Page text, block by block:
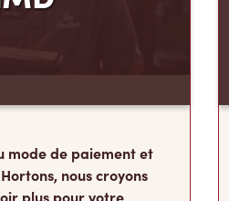
de crédit TimMD,
magasinez.